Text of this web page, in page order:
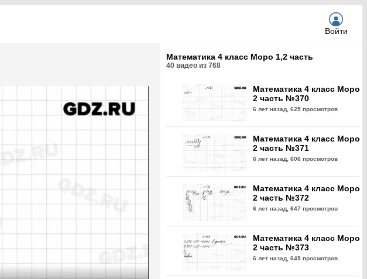
Войти
Математика 4 класс Моро 1,2 часть
40 видео из 768
Математика 4 класс Моро
2 часть №370
6 лет назад, 625 просмотров
Математика 4 класс Моро
2 часть №371
6 лет назад, 606 просмотров
Математика 4 класс Моро
2 часть №372
6 лет назад, 647 просмотров
Математика 4 класс Моро
2 часть №373
6 лет назад, 649 просмотров